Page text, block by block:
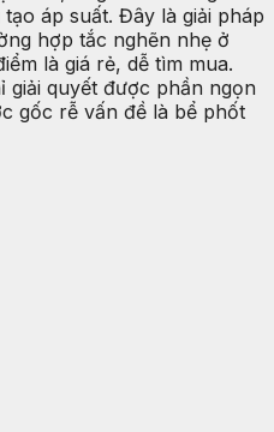
áp suất. Đây là giải pháp
hợp tắc nghẽn nhẹ ở
là giá rẻ, dễ tìm mua.
giải quyết được phần ngọn
gốc rễ vấn đề là bể phốt